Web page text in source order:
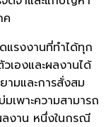
ค
รงงานที่ทำได้ทุก
เองและผลงานได้
ามและการสั่งสม
เพาะความสามารถ
งาน หนึ่งในกรณี